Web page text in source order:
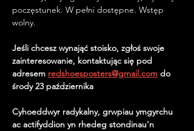
poczęstunek. W pełni dostępne. Wstęp
wolny.
Jeśli chcesz wynająć stoisko, zgłoś swoje
zainteresowanie, kontaktując się pod
adresem redshoesposters@gmail.com do
środy 23 października
Cyhoeddwyr radykalny, grwpiau ymgyrchu
ac actifyddion yn rhedeg stondinau'n